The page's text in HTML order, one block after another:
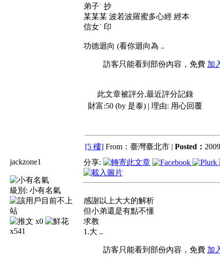
弟子˙ 抄
某某某 波若波羅蜜多心經 經本
信女˙ 印
功德迴向 (看你迴向為 ..
訪客只能看到部份內容，免費 加
此文章被評分,最近評分記錄
財富:50 (by 是泰) | 理由: 用心回覆
[5 樓] From：臺灣臺北市 | Posted：
jackzone1
級別: 小有名氣
x0
x541
分享:
感謝以上大大的解析
但小弟還是有點不懂
求教
1.大 ..
訪客只能看到部份內容，免費 加